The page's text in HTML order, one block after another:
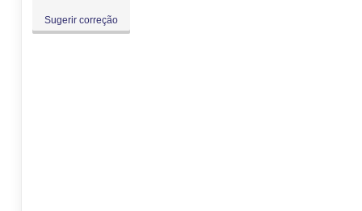
Sugerir correção